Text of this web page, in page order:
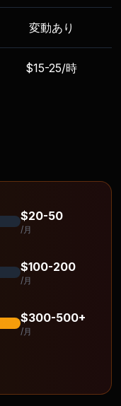
変動あり
$15-25/時
$20-50
/月
$100-200
/月
$300-500+
/月